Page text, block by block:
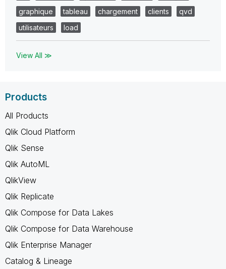
graphique
tableau chargement clients
qvd
utilisateurs
load
View All ≫
Products
All Products
Qlik Cloud Platform
Qlik Sense
Qlik AutoML
QlikView
Qlik Replicate
Qlik Compose for Data Lakes
Qlik Compose for Data Warehouse
Qlik Enterprise Manager
Catalog & Lineage